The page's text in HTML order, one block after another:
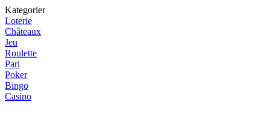
Kategorier
Loterie
Châteaux
Jeu
Roulette
Pari
Poker
Bingo
Casino